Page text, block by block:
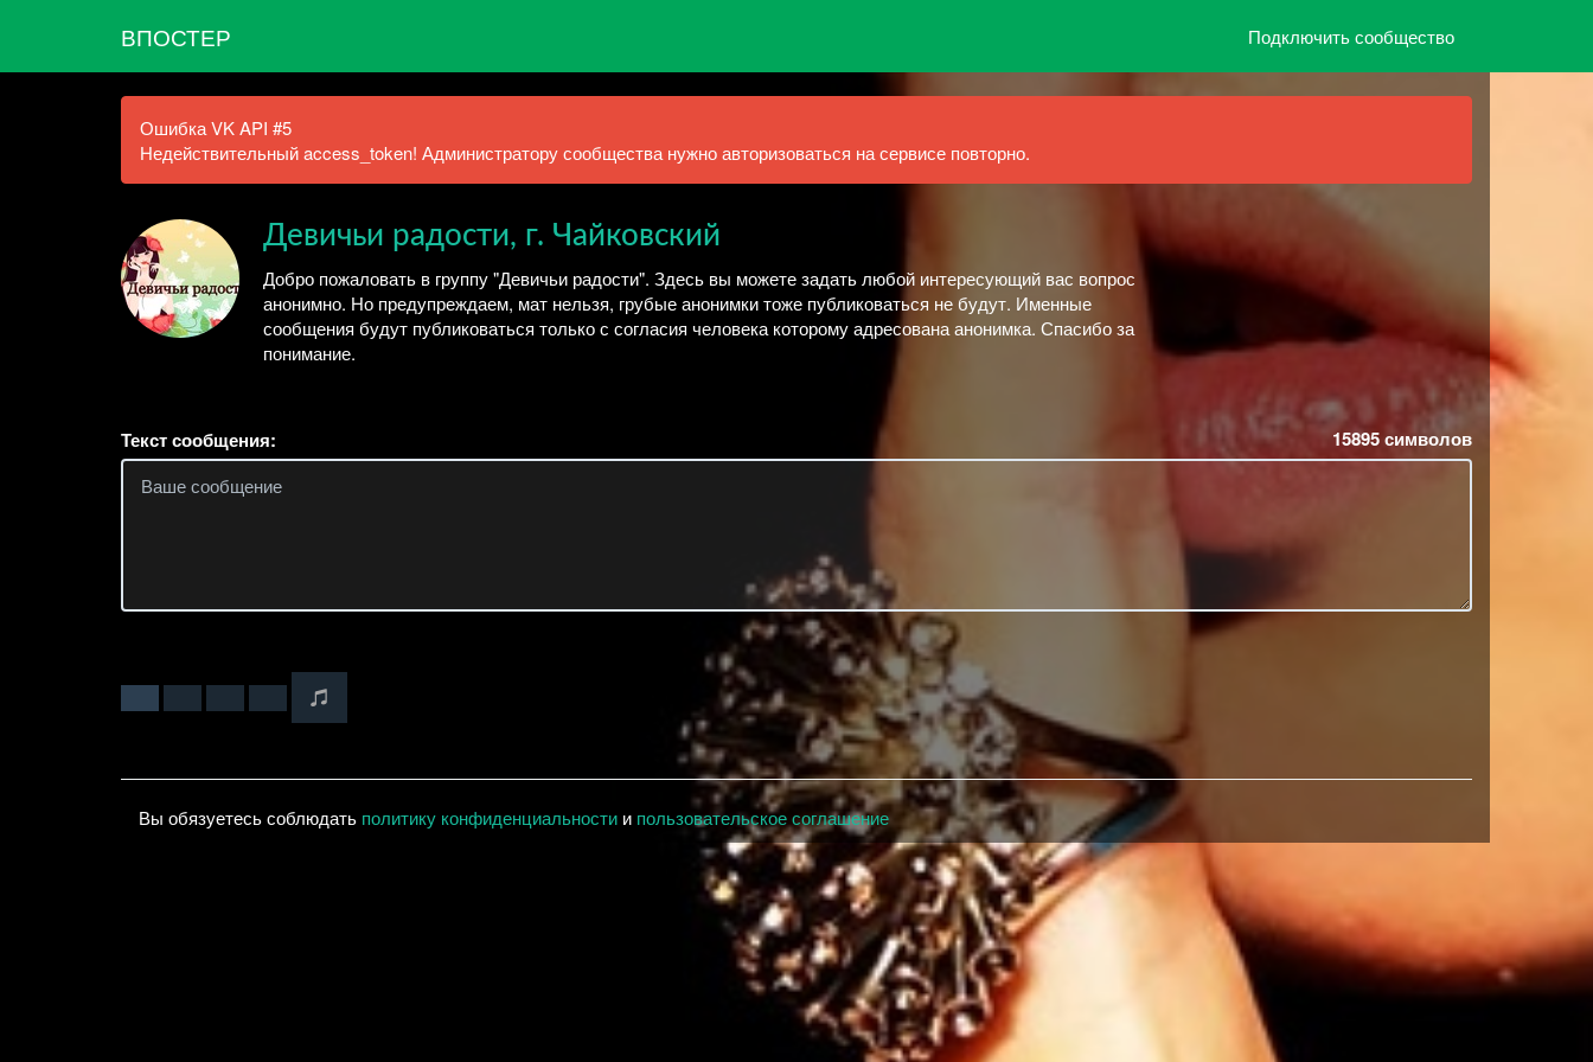
ВПОСТЕР Подключить сообщество
Ошибка VK API #5
Недействительный access_token! Администратору сообщества нужно авторизоваться на сервисе повторно.
Девичьи радости, г. Чайковский
Добро пожаловать в группу "Девичьи радости". Здесь вы можете задать любой интересующий вас вопрос
анонимно. Но предупреждаем, мат нельзя, грубые анонимки тоже публиковаться не будут. Именные
сообщения будут публиковаться только с согласия человека которому адресована анонимка. Спасибо за
понимание.
Текст сообщения: 15895символов
Вы обязуетесь соблюдать политику конфиденциальности и пользовательское соглашение